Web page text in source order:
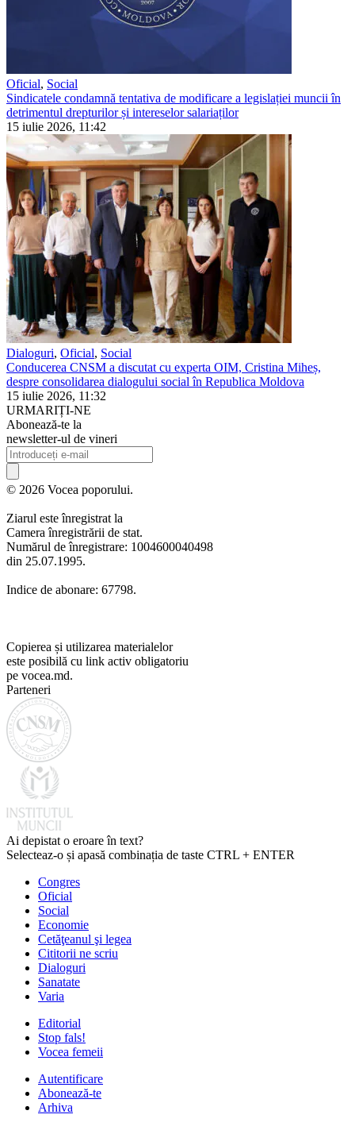
Oficial, Social
Sindicatele condamnă tentativa de modificare a legislației muncii în
detrimentul drepturilor și intereselor salariaților
15 iulie 2026, 11:42
Dialoguri, Oficial, Social
Conducerea CNSM a discutat cu experta OIM, Cristina Miheș,
despre consolidarea dialogului social în Republica Moldova
15 iulie 2026, 11:32
URMARIȚI-NE
Abonează-te la
newsletter-ul de vineri
© 2026 Vocea poporului.
Ziarul este înregistrat la
Camera înregistrării de stat.
Numărul de înregistrare: 1004600040498
din 25.07.1995.
Indice de abonare: 67798.
Copierea și utilizarea materialelor
este posibilă cu link activ obligatoriu
pe vocea.md.
Parteneri
Ai depistat o eroare în text?
Selecteaz-o și apasă combinația de taste CTRL + ENTER
Congres
Oficial
Social
Economie
Cetăţeanul şi legea
Cititorii ne scriu
Dialoguri
Sanatate
Varia
Editorial
Stop fals!
Vocea femeii
Autentificare
Abonează-te
Arhiva